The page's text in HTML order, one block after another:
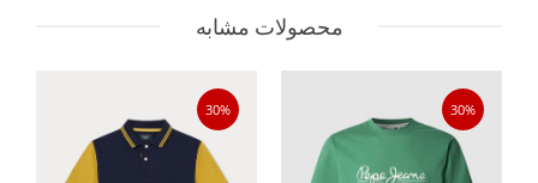
محصولات مشابه
30%
30%